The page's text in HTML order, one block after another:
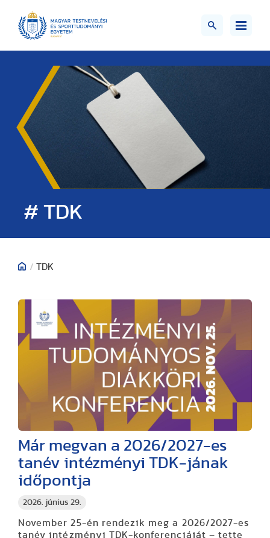
# TDK
/ TDK
2026. június 29.
Már megvan a 2026/2027-es
tanév intézményi TDK-jának
időpontja
November 25-én rendezik meg a 2026/2027-es
tanév intézményi TDK-konferenciáját – tette